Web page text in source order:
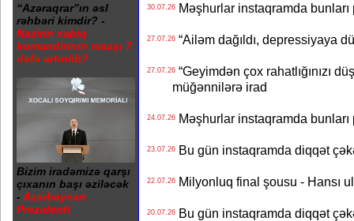
“Azəraqrar”ın əsl
rəhbəri kimdir? -
Nazirin sabiq
komandirinin maaşı 7
dəfə artırılıb?
Bizim iradəmizə qarşı
çıxanın başı əziləcək
- Azərbaycan
Prezidenti
30.07.26Məşhurlar instaqramda bunları
27.07.26“Ailəm dağıldı, depressiyaya
27.07.26“Geyimdən çox rahatlığınızı
müğənnilərə irad
24.07.26Məşhurlar instaqramda bunları
23.07.26Bu gün instaqramda diqqət
22.07.26Milyonluq final şousu - Hansı
20.07.26Bu gün instaqramda diqqət